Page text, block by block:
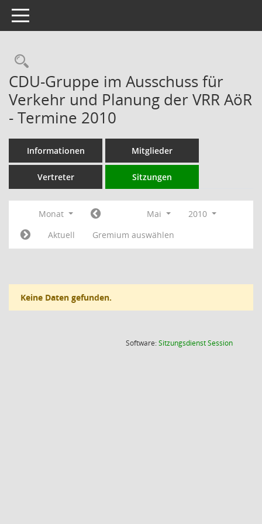
Toggle navigation
Rechercheauswahl
CDU-Gruppe im Ausschuss für
Verkehr und Planung der VRR AöR
- Termine 2010
Informationen Mitglieder
Vertreter Sitzungen
Monat Mai
2010
Aktuell
Gremium auswählen
Keine Daten gefunden.
Software:SitzungsdienstSession(Wird in